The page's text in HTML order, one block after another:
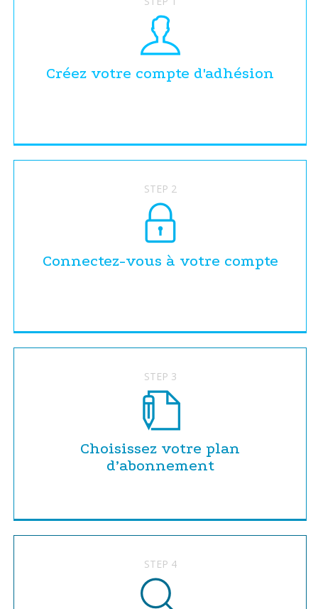
Créez votre compte d'adhésion
STEP 2
Connectez-vous à votre compte
STEP 3
Choisissez votre plan
d’abonnement
STEP 4